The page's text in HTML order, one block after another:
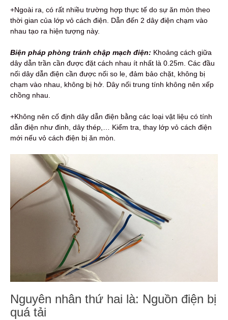
+Ngoài ra, có rất nhiều trường hợp thực tế do sự ăn mòn theo
thời gian của lớp vỏ cách điện. Dẫn đến 2 dây điện chạm vào
nhau tạo ra hiện tượng này.
Biện pháp phòng tránh chập mạch điện: Khoảng cách giữa
dây dẫn trần cần được đặt cách nhau ít nhất là 0.25m. Các đầu
nối dây dẫn điện cần được nối so le, đảm bảo chặt, không bị
chạm vào nhau, không bị hở. Dây nối trung tính không nên xếp
chồng nhau.
+Không nên cố định dây dẫn điện bằng các loại vật liệu có tính
dẫn điện như đinh, dây thép,… Kiểm tra, thay lớp vỏ cách điện
mới nếu vỏ cách điện bị ăn mòn.
Nguyên nhân thứ hai là: Nguồn điện bị
quá tải